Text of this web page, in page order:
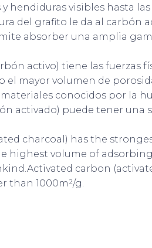
y hendiduras visibles hasta
del grafito le da al carbón
absorber una amplia
activo) tiene las fuerzas
el mayor volumen de
conocidos por la
activado) puede tener una
charcoal) has the
highest volume of
carbon
than 1000m²/g.